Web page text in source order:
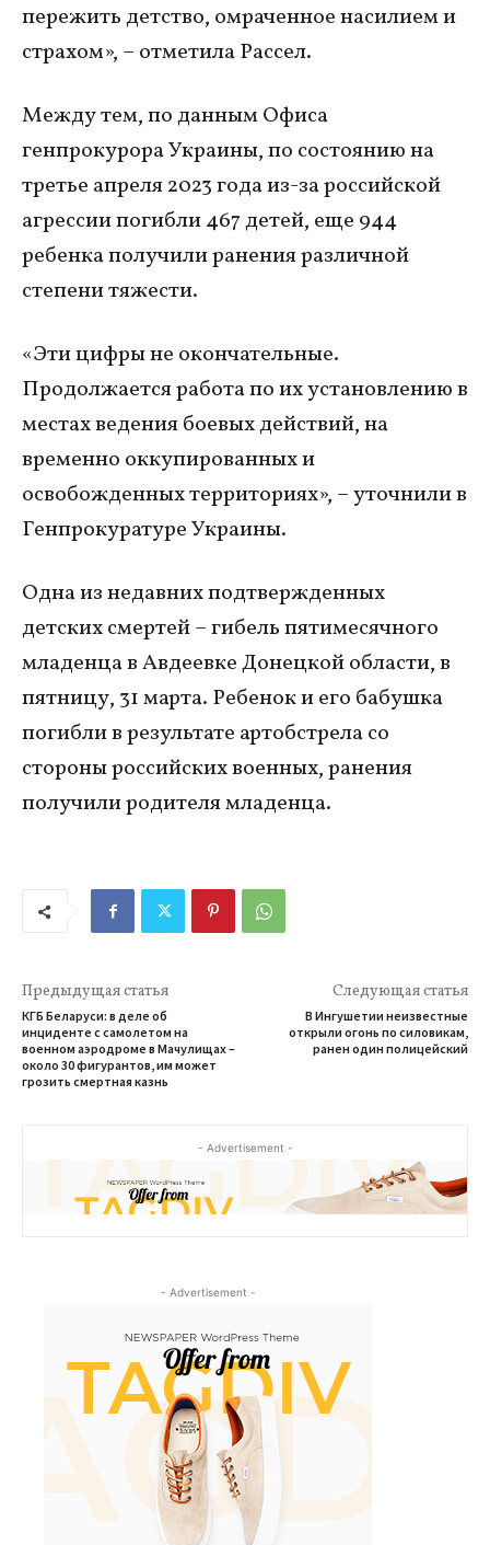
пережить детство, омраченное насилием и
страхом», – отметила Рассел.
Между тем, по данным Офиса
генпрокурора Украины, по состоянию на
третье апреля 2023 года из-за российской
агрессии погибли 467 детей, еще 944
ребенка получили ранения различной
степени тяжести.
«Эти цифры не окончательные.
Продолжается работа по их установлению в
местах ведения боевых действий, на
временно оккупированных и
освобожденных территориях», – уточнили в
Генпрокуратуре Украины.
Одна из недавних подтвержденных
детских смертей – гибель пятимесячного
младенца в Авдеевке Донецкой области, в
пятницу, 31 марта. Ребенок и его бабушка
погибли в результате артобстрела со
стороны российских военных, ранения
получили родителя младенца.
Предыдущая статья
КГБ Беларуси: в деле об
инциденте с самолетом на
военном аэродроме в Мачулищах –
около 30 фигурантов, им может
грозить смертная казнь
Следующая статья
В Ингушетии неизвестные
открыли огонь по силовикам,
ранен один полицейский
- Advertisement -
- Advertisement -